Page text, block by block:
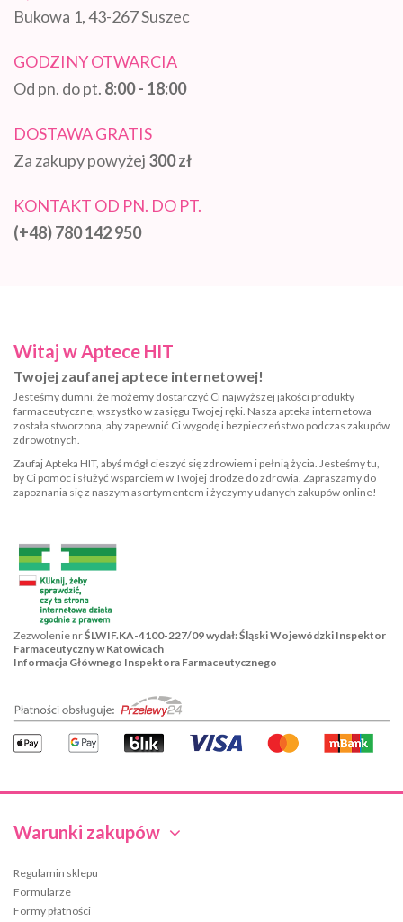
Bukowa 1, 43-267 Suszec
GODZINY OTWARCIA
Od pn. do pt. 8:00 - 18:00
DOSTAWA GRATIS
Za zakupy powyżej 300 zł
KONTAKT OD PN. DO PT.
(+48) 780 142 950
Warunki zakupów
Regulamin sklepu
Formularze
Formy płatności
Witaj w Aptece HIT
Twojej zaufanej aptece internetowej!
Jesteśmy dumni, że możemy dostarczyć Ci najwyższej jakości produkty
farmaceutyczne, wszystko w zasięgu Twojej ręki. Nasza apteka internetowa
została stworzona, aby zapewnić Ci wygodę i bezpieczeństwo podczas zakupów
zdrowotnych.
Zaufaj Apteka HIT, abyś mógł cieszyć się zdrowiem i pełnią życia. Jesteśmy tu,
by Ci pomóc i służyć wsparciem w Twojej drodze do zdrowia. Zapraszamy do
zapoznania się z naszym asortymentem i życzymy udanych zakupów online!
Zezwolenie nrŚLWIF.KA-4100-227/09 wydał: Śląski Wojewódzki Inspektor
Farmaceutyczny w Katowicach
Informacja Głównego Inspektora Farmaceutycznego